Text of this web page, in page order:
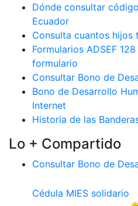
Dónde consultar
Ecuador
Consulta cuantos hijos
Formularios ADSEF
formulario
Consultar Bono de
Bono de Desarrollo
Internet
Historia de las
Lo + Compartido
Consultar Bono de
Cédula MIES solidario